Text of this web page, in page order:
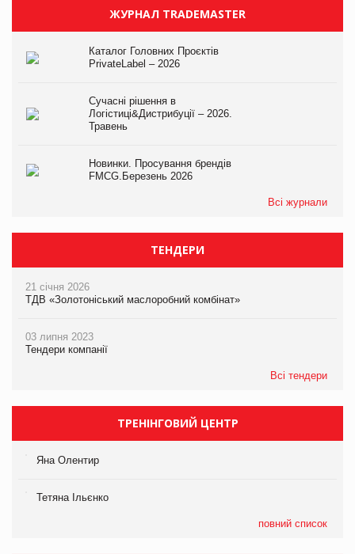
ЖУРНАЛ TRADEMASTER
Каталог Головних Проєктів
PrivateLabel – 2026
Сучасні рішення в
Логістиці&Дистрибуції – 2026.
Травень
Новинки. Просування брендів
FMCG.Березень 2026
Всі журнали
ТЕНДЕРИ
21 січня 2026
ТДВ «Золотоніський маслоробний комбінат»
03 липня 2023
Тендери компанії
Всі тендери
ТРЕНІНГОВИЙ ЦЕНТР
Яна Олентир
Тетяна Ільєнко
повний список